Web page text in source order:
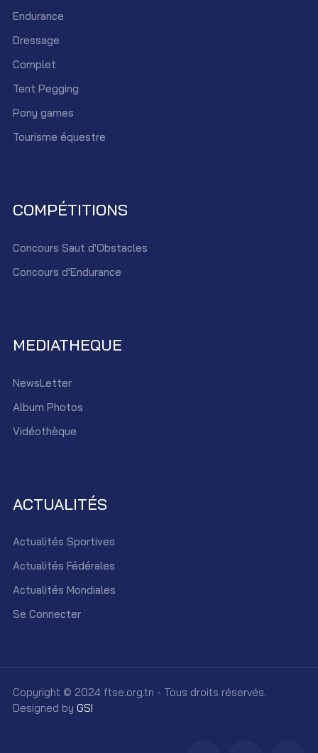
Endurance
Dressage
Complet
Tent Pegging
Pony games
Tourisme équestre
COMPÉTITIONS
Concours Saut d'Obstacles
Concours d'Endurance
MEDIATHEQUE
NewsLetter
Album Photos
Vidéothèque
ACTUALITÉS
Actualités Sportives
Actualités Fédérales
Actualités Mondiales
Se Connecter
Copyright © 2024 ftse.org.tn - Tous droits réservés.
Designed by GSI